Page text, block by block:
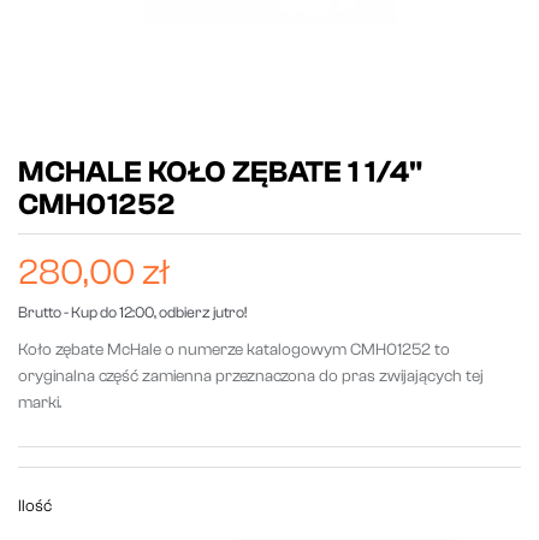
MCHALE KOŁO ZĘBATE 1 1/4"
CMH01252
280,00 zł
Brutto- Kup do 12:00, odbierz jutro!
Koło zębate McHale o numerze katalogowym CMH01252 to
oryginalna część zamienna przeznaczona do pras zwijających tej
marki.
Ilość